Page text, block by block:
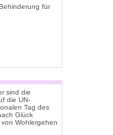
für
sind die
die UN-
Tag des
Glück
Wohlergehen